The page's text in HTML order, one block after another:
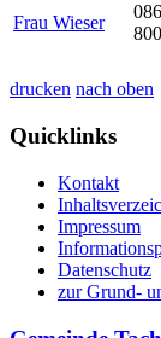
Frau Wieser
drucken nach oben
Quicklinks
Kontakt
Impressum
Datenschutz
zur Grund-